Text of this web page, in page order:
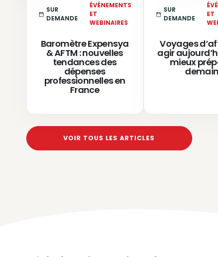
SUR
DEMANDE
ÉVÉNEMENTS
ET
WEBINAIRES
Baromètre Expensya
& AFTM : nouvelles
tendances des
dépenses
professionnelles en
France
SUR
DEMANDE
ET
Voyages
agir
mieux
VOIR TOUS LES ARTICLES